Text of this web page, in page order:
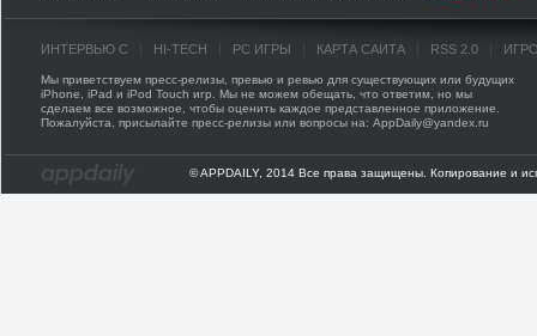
ИНТЕРВЬЮ С HI-TECH PC ИГРЫ КАРТА САЙТА RSS 2.0
Мы приветствуем пресс-релизы, превью и ревью для существующих или будущих
iPhone, iPad и iPod Touch игр. Мы не можем обещать, что ответим, но мы
сделаем все возможное, чтобы оценить каждое представленное приложение.
Пожалуйста, присылайте пресс-релизы или вопросы на: AppDaily@yandex.ru
© APPDAILY, 2014 Все права защищены. Копирование и